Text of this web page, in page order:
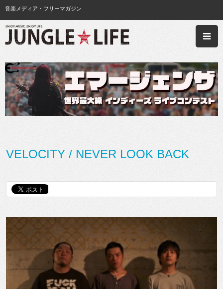
音楽メディア・フリーマガジン
VELOCITY / NEVER LOOK BACK